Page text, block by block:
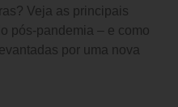
Veja as principais
pós-pandemia – e como
por uma nova